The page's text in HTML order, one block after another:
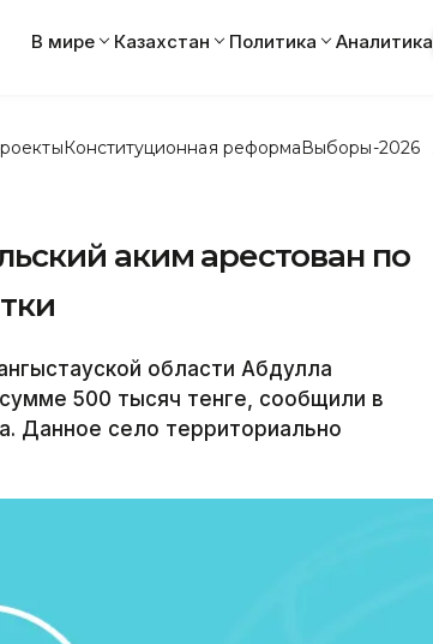
В мире Казахстан Политика Аналитика
Конституционная реформаВыборы-2026
аким арестован по
области Абдулла
500 тысяч тенге, сообщили в
Данное село территориально